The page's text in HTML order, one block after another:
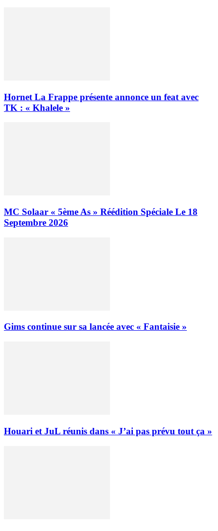
Hornet La Frappe présente annonce un feat avec
TK : « Khalele »
MC Solaar « 5ème As » Réédition Spéciale Le 18
Septembre 2026
Gims continue sur sa lancée avec « Fantaisie »
Houari et JuL réunis dans « J’ai pas prévu tout ça »